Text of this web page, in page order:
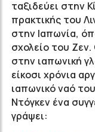
ταξιδεύει στην
πρακτικής του
στην Ιαπωνία,
σχολείο του
στην ιαπωνική
είκοσι χρόνια
ιαπωνικό ναό
Ντόγκεν ένα
γράψει: